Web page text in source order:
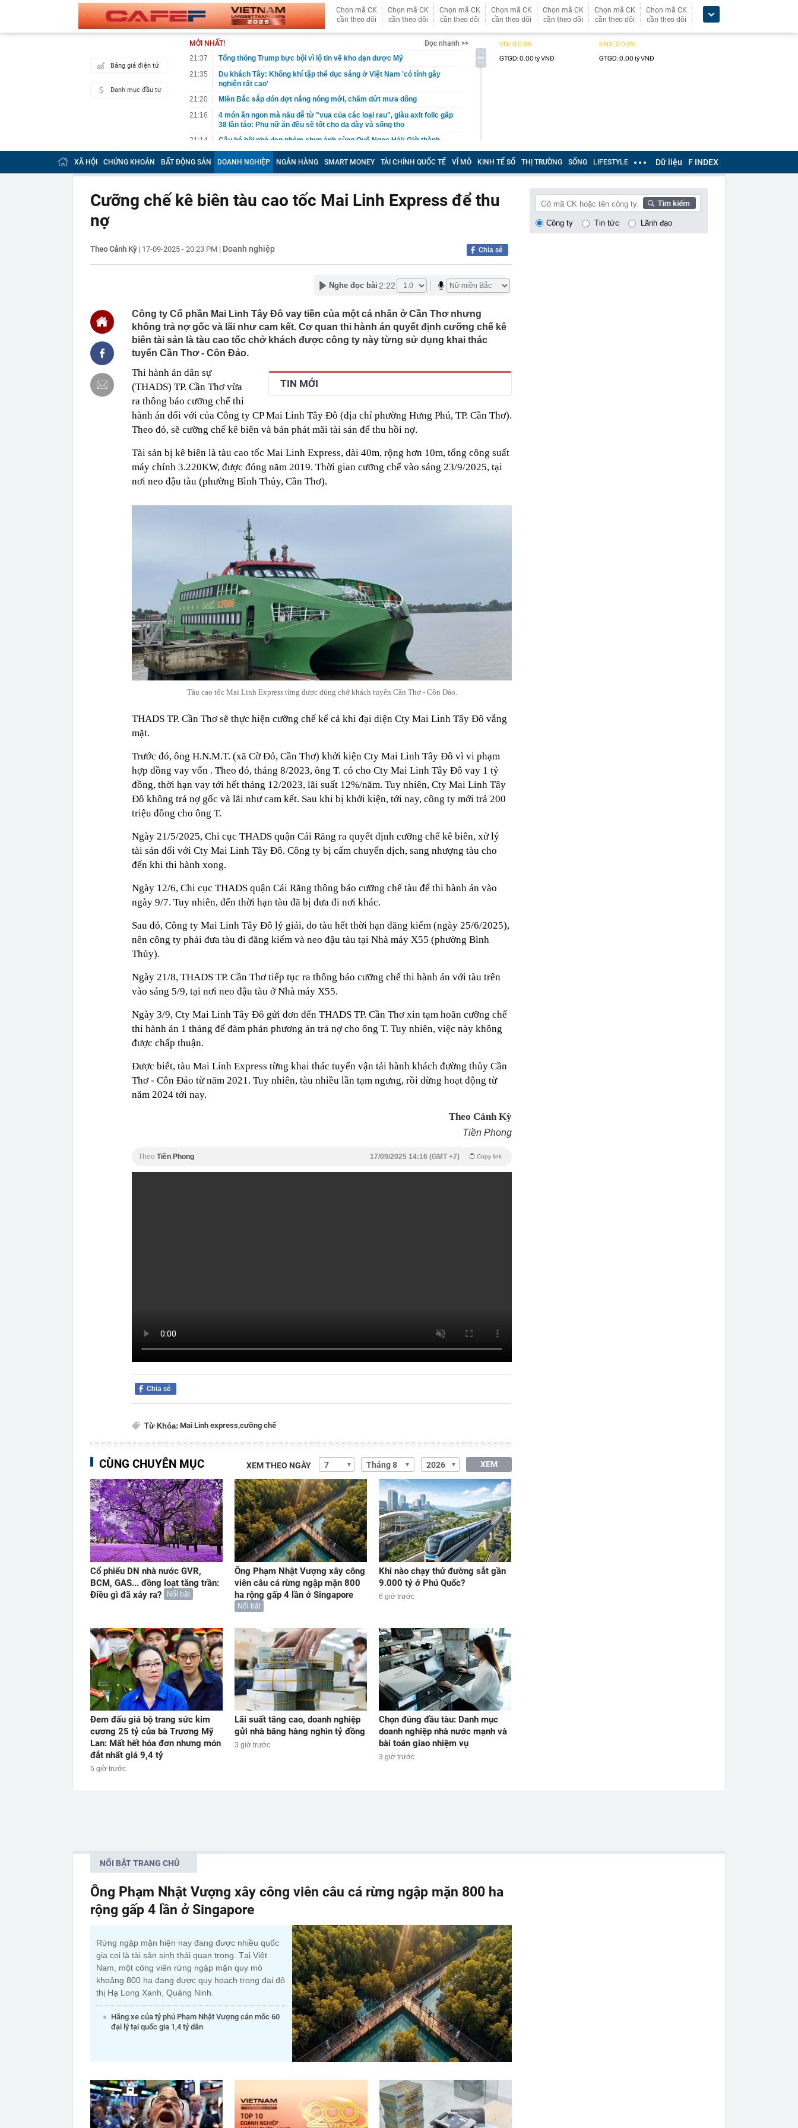
Chọn mã CK
cần theo dõi
Chọn mã CK
cần theo dõi
Chọn mã CK
cần theo dõi
Chọn mã CK
cần theo dõi
Chọn mã CK
cần theo dõi
Chọn mã CK
cần theo dõi
Chọn mã CK
cần theo dõi
Bảng giá điện tử
Danh mục đầu tư
MỚI NHẤT!
Đọc nhanh >>
21:37
Tổng thống Trump bực bội vì lộ tin về kho đạn dược Mỹ
21:35
Du khách Tây: Không khí tập thể dục sáng ở Việt Nam 'có tính gây
nghiện rất cao'
21:20
Miền Bắc sắp đón đợt nắng nóng mới, chấm dứt mưa dông
21:16
4 món ăn ngon mà nấu dễ từ "vua của các loại rau", giàu axit folic gấp
38 lần táo: Phụ nữ ăn đều sẽ tốt cho dạ dày và sống thọ
21:14
Cậu bé hồi nhỏ đen nhẻm chụp ảnh cùng Quế Ngọc Hải: Giờ thành
“ngôi sao”, cứ hô tên là cả nước mong có bàn thắng
21:06
Tịch thu hơn 12,5 kg vàng trị giá gần 311 tỷ đồng ngay trên một chiếc
xe khách Trung Quốc
vãng
20:45
Một 'vua pin' tuyên bố sẽ xây 10.000 trạm đổi pin ô tô điện vào năm
xinh: Ngoài đời cô gái này giờ đã là Tiến sĩ, giảng viên ĐH!
20:43
Ukraine tăng tốc, Nga không đứng yên: Cuộc đua ai nhanh hơn đang
diễn ra ở một mặt trận khác
Khi nào chạy thử đường sắt gần 9.000 tỷ ở Phú Quốc?
Doanh nghiệp bảo hiểm đầu tư cổ phiếu lãi, lỗ ra sao?
Mua nhà sớm, trả nợ nhanh, không tiêu cho bản thân: 5 điều tưởng
đúng nhưng chưa chắc tốt
20:32
Bán ròng 600 tỷ đồng trong phiên cuối tuần, tự doanh CTCK "xả" mã
nào mạnh nhất?
lửa không thể tới Ukraine sau tuyên bố từ ông Trump
20:23
Hạt dẻ không chỉ để rang: Ăn sống được cho là bổ thận, nấu chín lại
giúp kiện tỳ
XÃ HỘI CHỨNG KHOÁN BẤT ĐỘNG SẢN DOANH NGHIỆP NGÂN HÀNG SMART MONEY TÀI CHÍNH QUỐC TẾ VĨ MÔ KINH TẾ SỐ THỊ TRƯỜNG SỐNG LIFESTYLE Dữ liệu F INDEX
Cưỡng chế kê biên tàu cao tốc Mai Linh Express để thu
nợ
Theo Cảnh Kỳ| 17-09-2025 - 20:23 PM | Doanh nghiệp Chia sẻ
Nghe đọc bài 2:22
Công ty Cổ phần Mai Linh Tây Đô vay tiền của một cá nhân ở Cần Thơ nhưng
không trả nợ gốc và lãi như cam kết. Cơ quan thi hành án quyết định cưỡng chế kê
biên tài sản là tàu cao tốc chở khách được công ty này từng sử dụng khai thác
tuyến Cần Thơ - Côn Đảo.
TIN MỚI
Thi hành án dân sự
(THADS) TP. Cần Thơ vừa
ra thông báo cưỡng chế thi
hành án đối với của Công ty CP Mai Linh Tây Đô (địa chỉ phường Hưng Phú, TP. Cần Thơ).
Theo đó, sẽ cưỡng chế kê biên và bán phát mãi tài sản để thu hồi nợ.
Tài sản bị kê biên là tàu cao tốc Mai Linh Express, dài 40m, rộng hơn 10m, tổng công suất
máy chính 3.220KW, được đóng năm 2019. Thời gian cưỡng chế vào sáng 23/9/2025, tại
nơi neo đậu tàu (phường Bình Thủy, Cần Thơ).
Tàu cao tốc Mai Linh Express từng được dùng chở khách tuyến Cần Thơ - Côn Đảo.
THADS TP. Cần Thơ sẽ thực hiện cưỡng chế kể cả khi đại diện Cty Mai Linh Tây Đô vắng
mặt.
Trước đó, ông H.N.M.T. (xã Cờ Đỏ, Cần Thơ) khởi kiện Cty Mai Linh Tây Đô vì vi phạm
hợp đồng vay vốn . Theo đó, tháng 8/2023, ông T. có cho Cty Mai Linh Tây Đô vay 1 tỷ
đồng, thời hạn vay tới hết tháng 12/2023, lãi suất 12%/năm. Tuy nhiên, Cty Mai Linh Tây
Đô không trả nợ gốc và lãi như cam kết. Sau khi bị khởi kiện, tới nay, công ty mới trả 200
triệu đồng cho ông T.
Ngày 21/5/2025, Chi cục THADS quận Cái Răng ra quyết định cưỡng chế kê biên, xử lý
tài sản đối với Cty Mai Linh Tây Đô. Công ty bị cấm chuyển dịch, sang nhượng tàu cho
đến khi thi hành xong.
Ngày 12/6, Chi cục THADS quận Cái Răng thông báo cưỡng chế tàu để thi hành án vào
ngày 9/7. Tuy nhiên, đến thời hạn tàu đã bị đưa đi nơi khác.
Sau đó, Công ty Mai Linh Tây Đô lý giải, do tàu hết thời hạn đăng kiểm (ngày 25/6/2025),
nên công ty phải đưa tàu đi đăng kiểm và neo đậu tàu tại Nhà máy X55 (phường Bình
Thủy).
Ngày 21/8, THADS TP. Cần Thơ tiếp tục ra thông báo cưỡng chế thi hành án với tàu trên
vào sáng 5/9, tại nơi neo đậu tàu ở Nhà máy X55.
Ngày 3/9, Cty Mai Linh Tây Đô gửi đơn đến THADS TP. Cần Thơ xin tạm hoãn cưỡng chế
thi hành án 1 tháng để đàm phán phương án trả nợ cho ông T. Tuy nhiên, việc này không
được chấp thuận.
Được biết, tàu Mai Linh Express từng khai thác tuyến vận tải hành khách đường thủy Cần
Thơ - Côn Đảo từ năm 2021. Tuy nhiên, tàu nhiều lần tạm ngưng, rồi dừng hoạt động từ
năm 2024 tới nay.
Theo Cảnh Kỳ
Tiền Phong
Theo Tiền Phong Copy link
17/09/2025 14:16 (GMT +7)
Chia sẻ
Từ Khóa: Mai Linh express,cưỡng chế
CÙNG CHUYÊN MỤC XEM THEO NGÀY XEM
Cổ phiếu DN nhà nước GVR,
BCM, GAS... đồng loạt tăng trần:
Điều gì đã xảy ra?
Nổi bật
Ông Phạm Nhật Vượng xây công
viên câu cá rừng ngập mặn 800
ha rộng gấp 4 lần ở Singapore
Nổi bật
Khi nào chạy thử đường sắt gần
9.000 tỷ ở Phú Quốc?
6 giờ trước
Đem đấu giá bộ trang sức kim
cương 25 tỷ của bà Trương Mỹ
Lan: Mất hết hóa đơn nhưng món
đắt nhất giá 9,4 tỷ
5 giờ trước
Lãi suất tăng cao, doanh nghiệp
gửi nhà băng hàng nghìn tỷ đồng
3 giờ trước
Chọn đúng đầu tàu: Danh mục
doanh nghiệp nhà nước mạnh và
bài toán giao nhiệm vụ
3 giờ trước
Công ty Tin tức Lãnh đạo
NỔI BẬT TRANG CHỦ
Ông Phạm Nhật Vượng xây công viên câu cá rừng ngập mặn 800 ha
rộng gấp 4 lần ở Singapore
Rừng ngập mặn hiện nay đang được nhiều quốc
gia coi là tài sản sinh thái quan trọng. Tại Việt
Nam, một công viên rừng ngập mặn quy mô
khoảng 800 ha đang được quy hoạch trong đại đô
thị Hạ Long Xanh, Quảng Ninh.
Hãng xe của tỷ phú Phạm Nhật Vượng cán mốc 60
đại lý tại quốc gia 1,4 tỷ dân